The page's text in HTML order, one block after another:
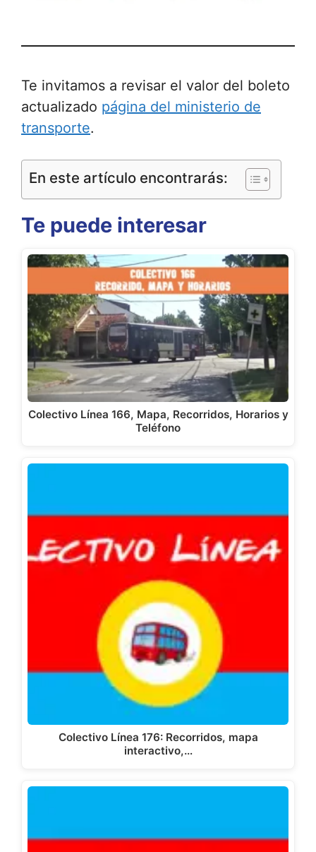
Te invitamos a revisar el valor del boleto
actualizado página del ministerio de
transporte.
En este artículo encontrarás:
Te puede interesar
Colectivo Línea 166, Mapa, Recorridos, Horarios y
Teléfono
Colectivo Línea 176: Recorridos, mapa
interactivo,…